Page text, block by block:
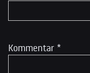
Kommentar *